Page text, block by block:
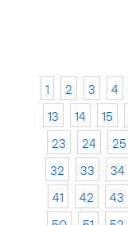
1 2 3 4
13
14 15
23
24 25
32
33 34
41
42 43